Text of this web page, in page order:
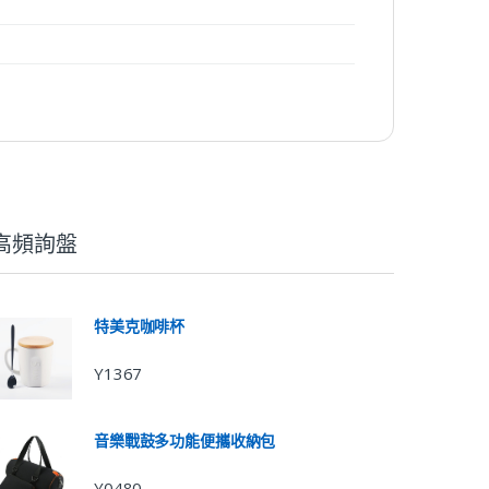
頻詢盤
特美克咖啡杯
Y1367
音樂戰鼓多功能便攜收納包